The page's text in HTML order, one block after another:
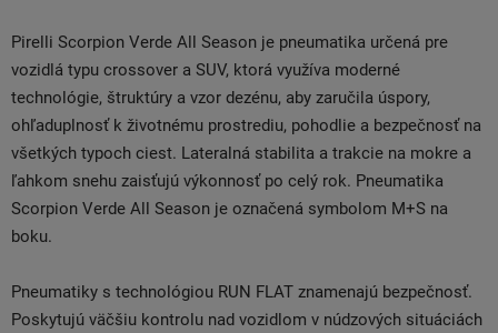
Pirelli Scorpion Verde All Season je pneumatika určená pre
vozidlá typu crossover a SUV, ktorá využíva moderné
technológie, štruktúry a vzor dezénu, aby zaručila úspory,
ohľaduplnosť k životnému prostrediu, pohodlie a bezpečnosť na
všetkých typoch ciest. Lateralná stabilita a trakcie na mokre a
ľahkom snehu zaisťujú výkonnosť po celý rok. Pneumatika
Scorpion Verde All Season je označená symbolom M+S na
boku.
Pneumatiky s technológiou RUN FLAT znamenajú bezpečnosť.
Poskytujú väčšiu kontrolu nad vozidlom v núdzových situáciách